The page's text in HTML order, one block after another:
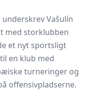
Vašulín
med storklubben
et nyt sportsligt
en klub med
turneringer og
offensivpladserne.